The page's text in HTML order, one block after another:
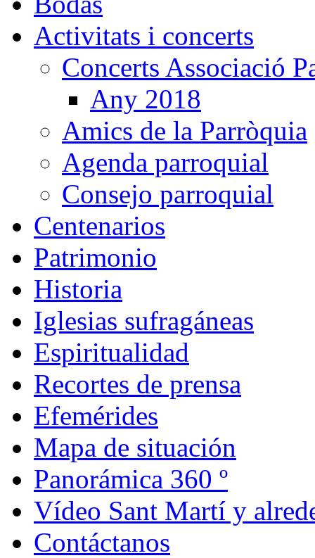
Activitats i concerts
Concerts Associació
Any 2018
Amics de la Parròquia
Agenda parroquial
Consejo parroquial
Centenarios
Patrimonio
Historia
Iglesias sufragáneas
Espiritualidad
Recortes de prensa
Efemérides
Mapa de situación
Panorámica 360 º
Vídeo Sant Martí y
Contáctanos